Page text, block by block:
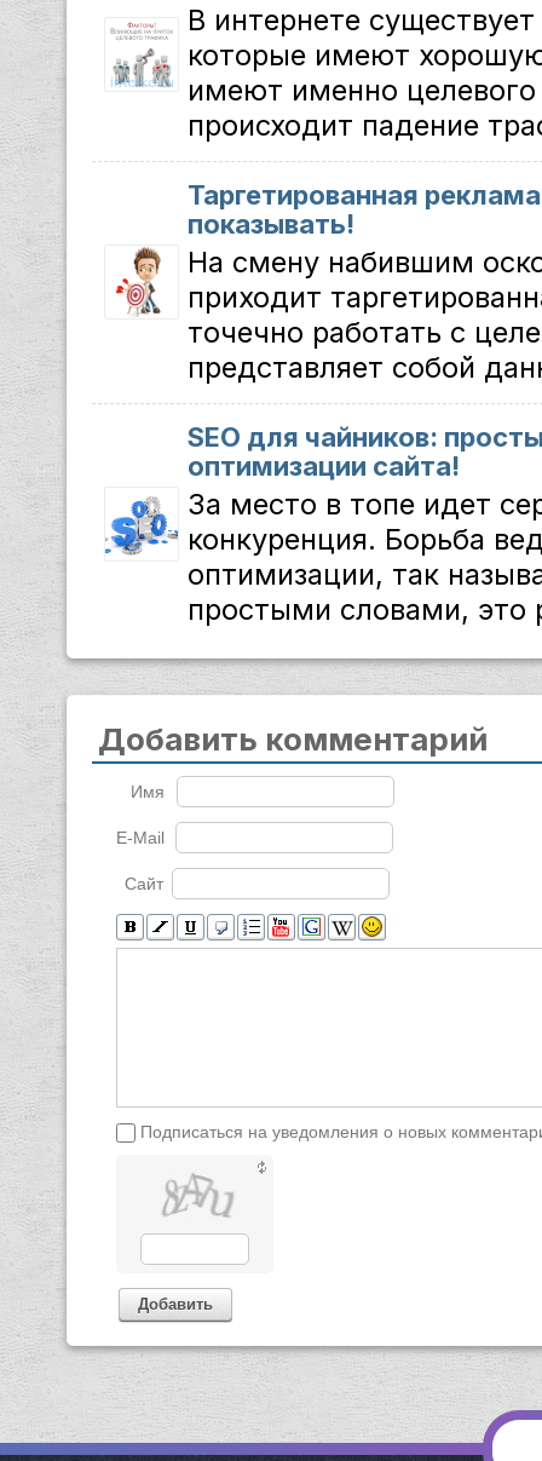
В интернете
которые имеют
имеют именно целевого
происходит падение
Таргетированная
показывать!
На смену набившим
приходит
точечно работать с
представляет собой
SEO для чайников:
оптимизации сайта!
За место в топе идет
конкуренция. Борьба
оптимизации, так
простыми словами, это
Добавить комментарий
Имя
E-Mail
Сайт
Подписаться на уведомления о новых
Добавить